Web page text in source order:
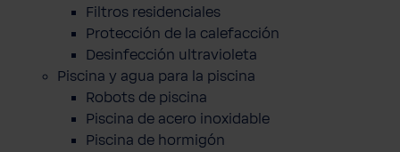
Filtros residenciales
Protección de la calefacción
Desinfección ultravioleta
Piscina y agua para la piscina
Robots de piscina
Piscina de acero inoxidable
Piscina de hormigón